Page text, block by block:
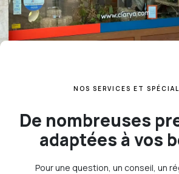
NOS SERVICES ET
De nombreuses
adaptées à vos
Pour une question, un conseil, un